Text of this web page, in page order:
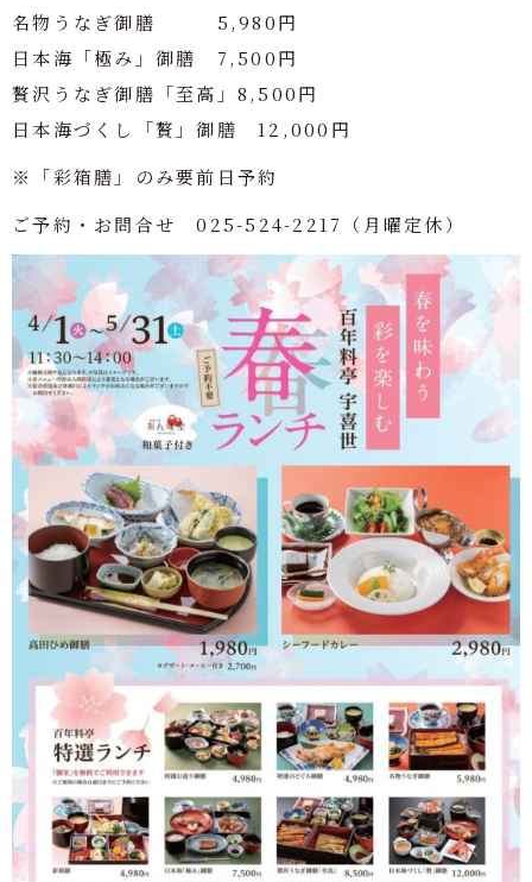
名物うなぎ御膳 5,980円
日本海「極み」御膳 7,500円
贅沢うなぎ御膳「至高」8,500円
日本海づくし「贅」御膳 12,000円
※「彩箱膳」のみ要前日予約
ご予約・お問合せ 025-524-2217（月曜定休）